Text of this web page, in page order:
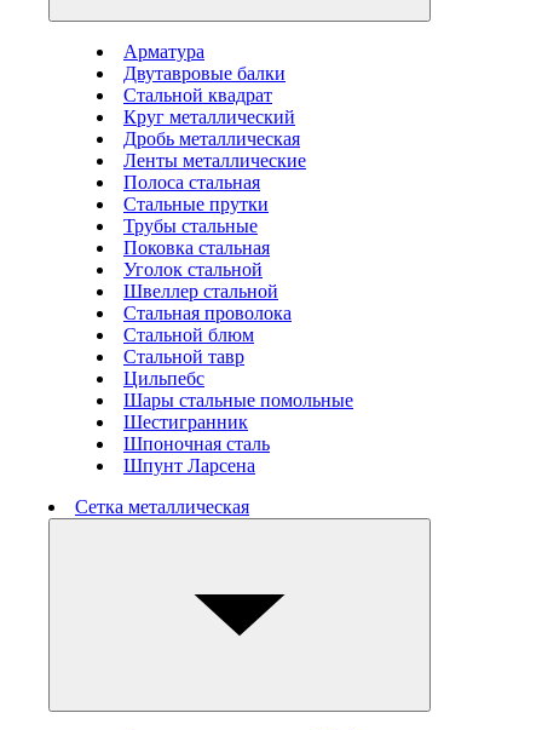
Арматура
Двутавровые балки
Стальной квадрат
Круг металлический
Дробь металлическая
Ленты металлические
Полоса стальная
Стальные прутки
Трубы стальные
Поковка стальная
Уголок стальной
Швеллер стальной
Стальная проволока
Стальной блюм
Стальной тавр
Цильпебс
Шары стальные помольные
Шестигранник
Шпоночная сталь
Шпунт Ларсена
Сетка металлическая